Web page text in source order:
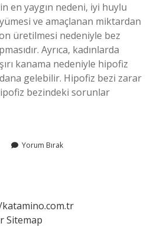
en yaygın nedeni, iyi huylu
ve amaçlanan miktardan
üretilmesi nedeniyle bez
Ayrıca, kadınlarda
kanama nedeniyle hipofiz
gelebilir. Hipofiz bezi zarar
bezindeki sorunlar
Yorum Bırak
Sitemap